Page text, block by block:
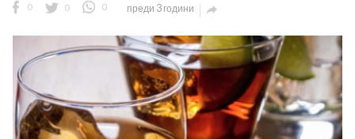
0 0 0 преди 3 години 